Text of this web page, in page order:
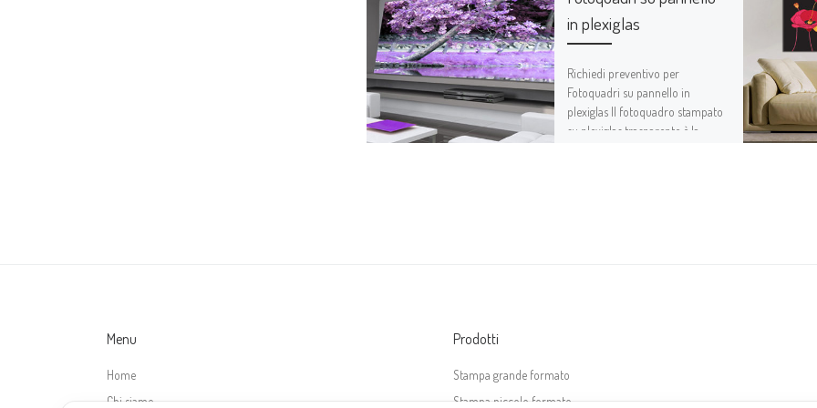
in plexiglas
Richiedi preventivo per
Fotoquadri su pannello in
plexiglas Il fotoquadro stampato
su plexiglas trasparente è la
Menu
Home
Chi siamo
Prodotti
Stampa grande formato
Stampa piccolo formato